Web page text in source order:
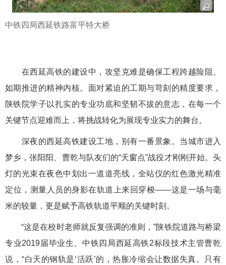
中铁四局西延铁路富平特大桥
在西延高铁的建设中，攻坚克难是确保工程跨越险阻、
如期推进的精神内核。面对紧迫的工期与苛刻的精度要求，
陕铁院学子以扎实的专业功底和坚韧不拔的意志，在每一个
关键节点迎难而上，将挑战转化为展现专业实力的舞台。
深夜的西延高铁建设工地，别有一番景象。当城市进入
梦乡，张阳阳、曹乾与队友们的“天窗点”战役才刚刚开始。头
灯的光束在夜色中划出一道道亮线，全站仪的红色激光精准
定位，测量人员的身影在轨道上来回穿梭——这是一场与毫
米的较量，更是赋予高铁轨道平顺的关键时刻。
“这是在校时老师就反复强调的准则，”陕铁院道路与桥梁
专业2019届毕业生、中铁四局西延高铁2标段技术主管曹乾
说，“白天的钢轨是‘活跃’的，热胀冷缩会让数据失真。只有